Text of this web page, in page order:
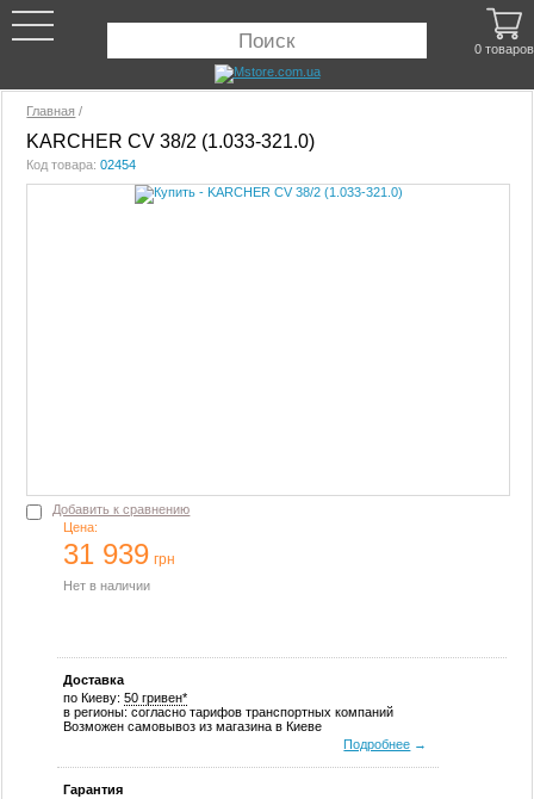
Главная /
KARCHER CV 38/2 (1.033-321.0)
Код товара:02454
Добавить к сравнению
Цена:
31 939 грн
Нет в наличии
Доставка
по Киеву:50 гривен*
в регионы: согласно тарифов транспортных компаний
Возможен самовывоз из магазина в Киеве
Подробнее →
Гарантия
0 товаров